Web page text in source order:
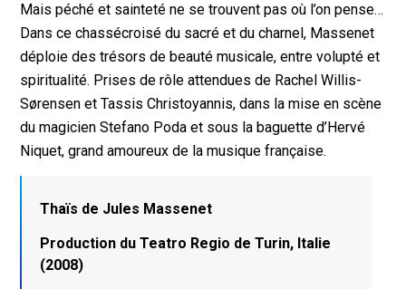
Mais péché et sainteté ne se trouvent pas où l’on pense…
Dans ce chassécroisé du sacré et du charnel, Massenet
déploie des trésors de beauté musicale, entre volupté et
spiritualité. Prises de rôle attendues de Rachel Willis-
Sørensen et Tassis Christoyannis, dans la mise en scène
du magicien Stefano Poda et sous la baguette d’Hervé
Niquet, grand amoureux de la musique française.
Thaïs de Jules Massenet
Production du Teatro Regio de Turin, Italie
(2008)